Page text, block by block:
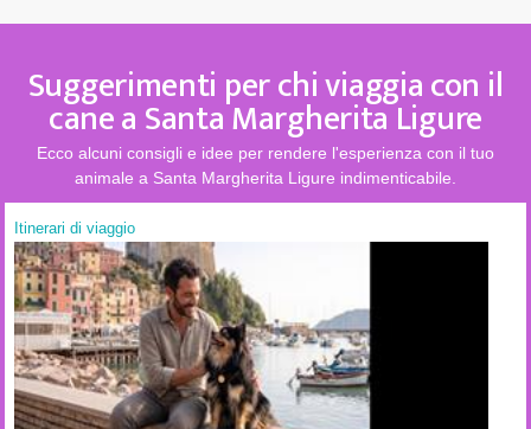
Suggerimenti per chi viaggia con il
cane a Santa Margherita Ligure
Ecco alcuni consigli e idee per rendere l'esperienza con il tuo
animale a Santa Margherita Ligure indimenticabile.
Itinerari di viaggio